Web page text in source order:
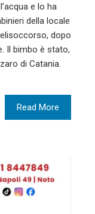
e lo ha
della locale
dopo
Il bimbo è stato,
di Catania.
Read More